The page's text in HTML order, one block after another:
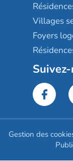
Villages
Foyers
Gestion des